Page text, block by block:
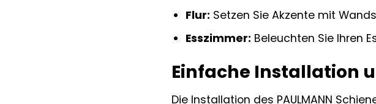
Flur: Setzen Sie Akzente mit
Esszimmer: Beleuchten Sie Ihren
Einfache Installation
Die Installation des PAULMANN